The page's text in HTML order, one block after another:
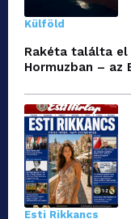
Külföld
Rakéta találta el
Hormuzban – az
Esti Rikkancs